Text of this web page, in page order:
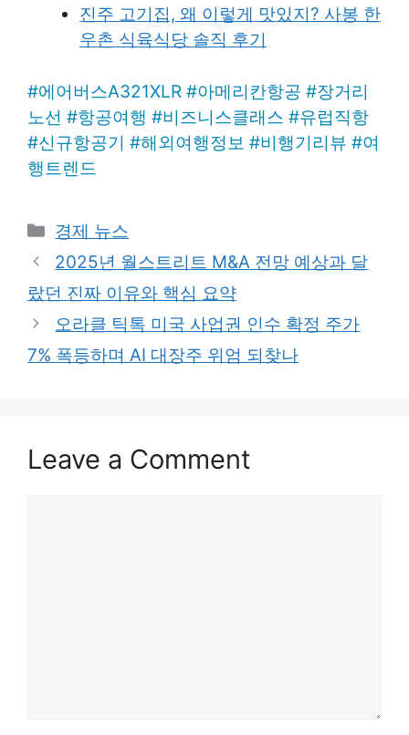
진주 고기집, 왜 이렇게 맛있지? 사봉 한
우촌 식육식당 솔직 후기
#에어버스A321XLR #아메리칸항공 #장거리
노선 #항공여행 #비즈니스클래스 #유럽직항
#신규항공기 #해외여행정보 #비행기리뷰 #여
행트렌드
Categories
경제 뉴스
2025년 월스트리트 M&A 전망 예상과 달
랐던 진짜 이유와 핵심 요약
오라클 틱톡 미국 사업권 인수 확정 주가
7% 폭등하며 AI 대장주 위엄 되찾나
Leave a Comment